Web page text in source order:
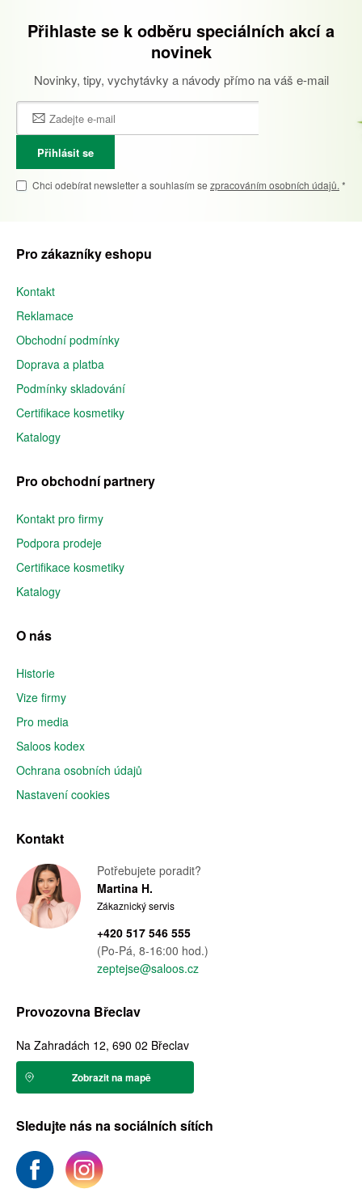
Přihlaste se k odběru speciálních akcí a
novinek
Novinky, tipy, vychytávky a návody přímo na váš e-mail
Přihlásit se
Chci odebírat newsletter a souhlasím se zpracováním osobních údajů. *
Pro zákazníky eshopu
Kontakt
Reklamace
Obchodní podmínky
Doprava a platba
Podmínky skladování
Certifikace kosmetiky
Katalogy
Pro obchodní partnery
Kontakt pro firmy
Podpora prodeje
Certifikace kosmetiky
Katalogy
O nás
Historie
Vize firmy
Pro media
Saloos kodex
Ochrana osobních údajů
Nastavení cookies
Kontakt
Potřebujete poradit?
Martina H.
Zákaznický servis
+420 517 546 555
(Po-Pá, 8-16:00 hod.)
zeptejse@saloos.cz
Provozovna Břeclav
Na Zahradách 12, 690 02 Břeclav
Zobrazit na mapě
Sledujte nás na sociálních sítích